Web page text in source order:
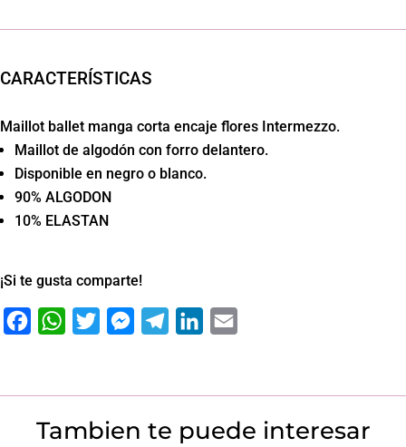
CARACTERÍSTICAS
Maillot ballet manga corta encaje flores Intermezzo.
Maillot de algodón con forro delantero.
Disponible en negro o blanco.
90% ALGODON
10% ELASTAN
¡Si te gusta comparte!
Tambien te puede interesar